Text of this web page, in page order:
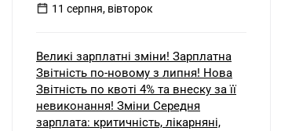
11 серпня, вівторок
Великі зарплатні зміни! Зарплатна
Звітність по-новому з липня! Нова
Звітність по квоті 4% та внеску за її
невиконання! Зміни Середня
зарплата: критичність, лікарняні,